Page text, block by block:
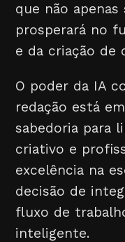
que não apenas
prosperará no
e da criação de
O poder da IA
redação está
sabedoria para
criativo e
excelência na
decisão de
fluxo de
inteligente.